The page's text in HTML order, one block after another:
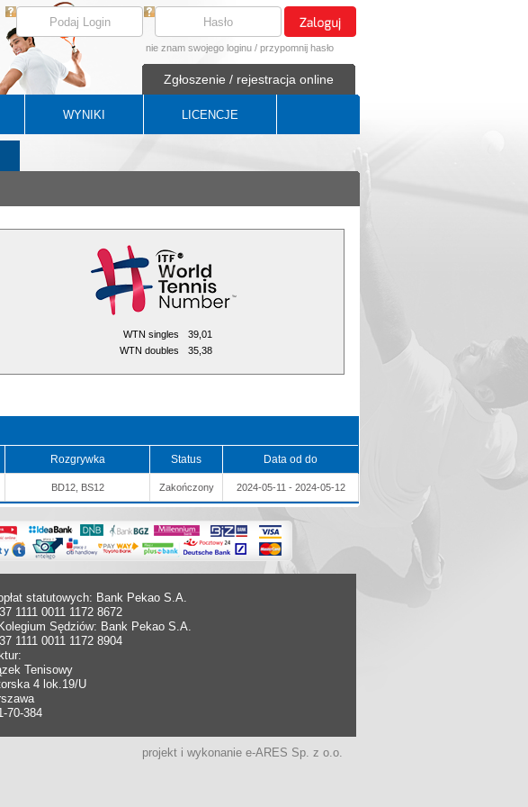
nie znam swojego loginu / przypomnij hasło
Zgłoszenie / rejestracja online
WYNIKI LICENCJE
WTN singles
39,01
WTN doubles
35,38
Rozgrywka Status Data od do
BD12, BS12 Zakończony 2024-05-11 - 2024-05-12
statutowych: Bank Pekao S.A.
1111 0011 1172 8672
Sędziów: Bank Pekao S.A.
1111 0011 1172 8904
Tenisowy
4 lok.19/U
70-384
projekt i wykonanie e-ARES Sp. z o.o.